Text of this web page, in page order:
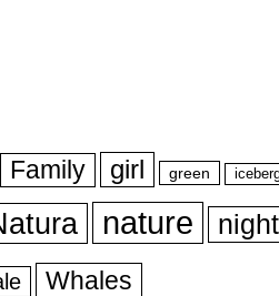
Family girl green
nature night
Whales